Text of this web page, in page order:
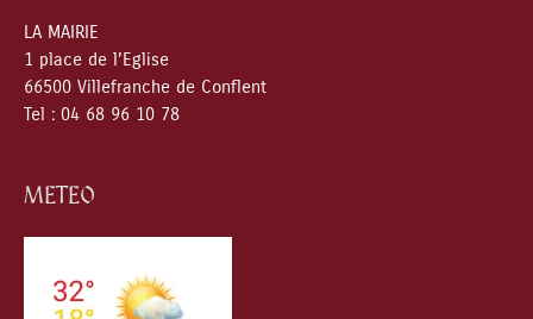
LA MAIRIE
1 place de l’Eglise
66500 Villefranche de Conflent
Tel : 04 68 96 10 78
METEO